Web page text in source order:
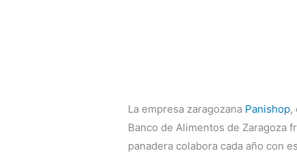
La empresa zaragozana Panishop,
Banco de Alimentos de Zaragoza
panadera colabora cada año con